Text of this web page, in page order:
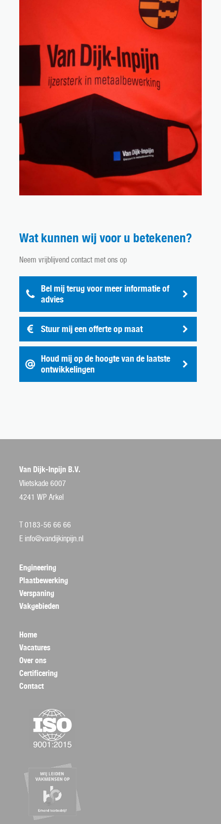
Wat kunnen wij voor u betekenen?
Neem vrijblijvend contact met ons op
Bel mij terug voor meer informatie of
advies
Stuur mij een offerte op maat
Houd mij op de hoogte van de laatste
ontwikkelingen
Van Dijk-Inpijn B.V.
Vlietskade 6007
4241 WP Arkel
T 0183-56 66 66
E info@vandijkinpijn.nl
Engineering
Plaatbewerking
Verspaning
Vakgebieden
Home
Vacatures
Over ons
Certificering
Contact